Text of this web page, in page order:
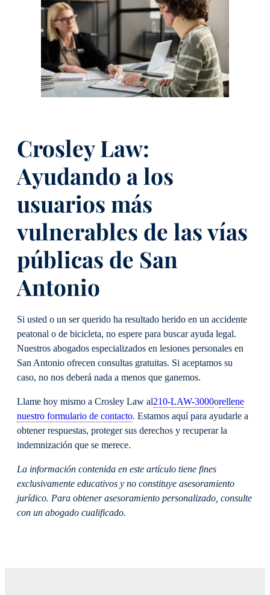
Crosley Law:
Ayudando a los
usuarios más
vulnerables de las vías
públicas de San
Antonio
Si usted o un ser querido ha resultado herido en un accidente
peatonal o de bicicleta, no espere para buscar ayuda legal.
Nuestros abogados especializados en lesiones personales en
San Antonio ofrecen consultas gratuitas. Si aceptamos su
caso, no nos deberá nada a menos que ganemos.
Llame hoy mismo a Crosley Law al210-LAW-3000orellene
nuestro formulario de contacto. Estamos aquí para ayudarle a
obtener respuestas, proteger sus derechos y recuperar la
indemnización que se merece.
La información contenida en este artículo tiene fines
exclusivamente educativos y no constituye asesoramiento
jurídico. Para obtener asesoramiento personalizado, consulte
con un abogado cualificado.